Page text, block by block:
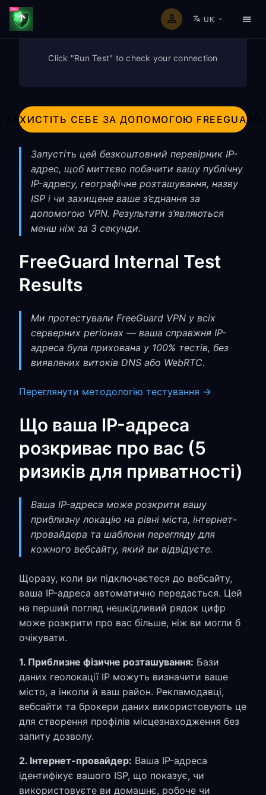
UK
Click "Run Test" to check your connection
ЗАХИСТІТЬ СЕБЕ ЗА ДОПОМОГОЮ FREEGUARD
Запустіть цей безкоштовний перевірник IP-
адрес, щоб миттєво побачити вашу публічну
IP-адресу, географічне розташування, назву
ISP і чи захищене ваше з’єднання за
допомогою VPN. Результати з’являються
менш ніж за 3 секунди.
FreeGuard Internal Test
Results
Ми протестували FreeGuard VPN у всіх
серверних регіонах — ваша справжня IP-
адреса була прихована у 100% тестів, без
виявлених витоків DNS або WebRTC.
Переглянути методологію тестування →
Що ваша IP-адреса
розкриває про вас (5
ризиків для приватності)
Ваша IP-адреса може розкрити вашу
приблизну локацію на рівні міста, інтернет-
провайдера та шаблони перегляду для
кожного вебсайту, який ви відвідуєте.
Щоразу, коли ви підключаєтеся до вебсайту,
ваша IP-адреса автоматично передається. Цей
на перший погляд нешкідливий рядок цифр
може розкрити про вас більше, ніж ви могли б
очікувати.
1. Приблизне фізичне розташування: Бази
даних геолокації IP можуть визначити ваше
місто, а інколи й ваш район. Рекламодавці,
вебсайти та брокери даних використовують це
для створення профілів місцезнаходження без
запиту дозволу.
2. Інтернет-провайдер: Ваша IP-адреса
ідентифікує вашого ISP, що показує, чи
використовуєте ви домашнє, робоче чи